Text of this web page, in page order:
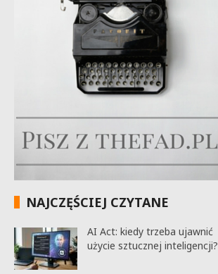
NAJCZĘŚCIEJ CZYTANE
AI Act: kiedy trzeba ujawnić
użycie sztucznej inteligencji?